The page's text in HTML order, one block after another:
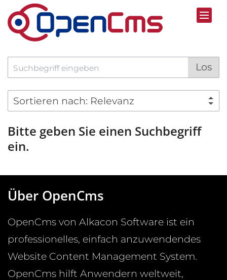
Zum Inhalt springen
Suche Los
Bitte geben Sie einen Suchbegriff
ein.
Über OpenCms
OpenCms von Alkacon Software ist ein
professionelles, einfach anzuwendendes
Website Content Management System.
OpenCms hilft Anwendern weltweit,